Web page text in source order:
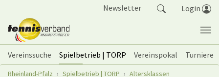
Newsletter Login
Vereinssuche Spielbetrieb | TORP Vereinspokal
Turniere
Sie sind hier:
Rheinland-Pfalz Spielbetrieb | TORP Altersklassen